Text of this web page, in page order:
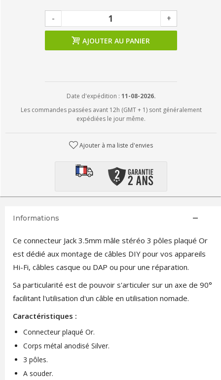
- +
AJOUTER AU PANIER
Date d'expédition : 11-08-2026.
Les commandes passées avant 12h (GMT + 1) sont généralement
expédiées le jour même.
Ajouter à ma liste d'envies
Informations
Ce connecteur Jack 3.5mm mâle stéréo 3 pôles plaqué Or
est dédié aux montage de câbles DIY pour vos appareils
Hi-Fi, câbles casque ou DAP ou pour une réparation.
Sa particularité est de pouvoir s'articuler sur un axe de 90°
facilitant l'utilisation d'un câble en utilisation nomade.
Caractéristiques :
Connecteur plaqué Or.
Corps métal anodisé Silver.
3 pôles.
A souder.